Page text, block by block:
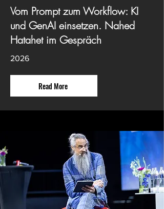
Vom Prompt zum Workflow: KI
und GenAI einsetzen. Nahed
Hatahet im Gespräch
2026
Read More